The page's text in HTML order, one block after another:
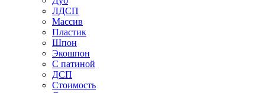
ЛДСП
Массив
Пластик
Шпон
Экошпон
С патиной
ДСП
Стоимость